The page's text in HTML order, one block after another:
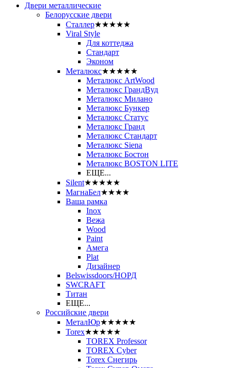
Двери металлические
Белорусские двери
Сталлер★★★★★
Viral Style
Для коттеджа
Стандарт
Эконом
Металюкс★★★★★
Металюкс ArtWood
Металюкс ГрандВуд
Металюкс Милано
Металюкс Бункер
Металюкс Статус
Металюкс Гранд
Металюкс Стандарт
Металюкс Siena
Металюкс Бостон
Металюкс BOSTON LITE
ЕЩЕ...
Silent★★★★★
МагнаБел★★★★
Ваша рамка
Inox
Вежа
Wood
Paint
Амега
Plat
Дизайнер
Belswissdoors/НОРД
SWCRAFT
Титан
ЕЩЕ...
Российские двери
МеталЮр★★★★★
Torex★★★★★
TOREX Professor
TOREX Cyber
Torex Снегирь